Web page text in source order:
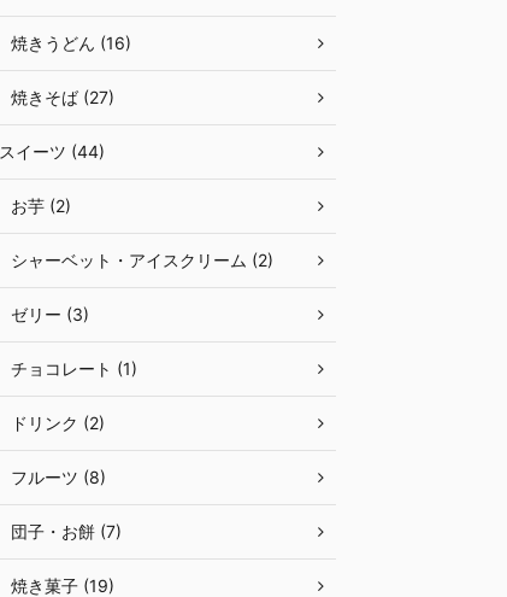
焼きうどん (16)
焼きそば (27)
スイーツ (44)
お芋 (2)
シャーベット・アイスクリーム (2)
ゼリー (3)
チョコレート (1)
ドリンク (2)
フルーツ (8)
団子・お餅 (7)
焼き菓子 (19)